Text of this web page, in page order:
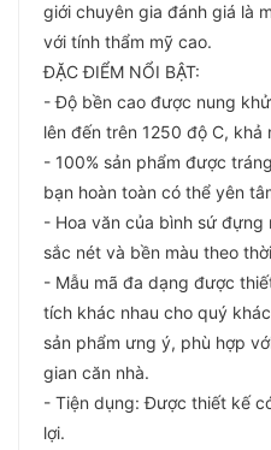
giới chuyên gia đánh giá là
với tính thẩm mỹ cao.
ĐẶC ĐIỂM NỔI BẬT:
- Độ bền cao được nung
lên đến trên 1250 độ C, khả
- 100% sản phẩm được
bạn hoàn toàn có thể yên
- Hoa văn của bình sứ
sắc nét và bền màu theo
- Mẫu mã đa dạng được
tích khác nhau cho quý
sản phẩm ưng ý, phù hợp
gian căn nhà.
- Tiện dụng: Được thiết kế
lợi.